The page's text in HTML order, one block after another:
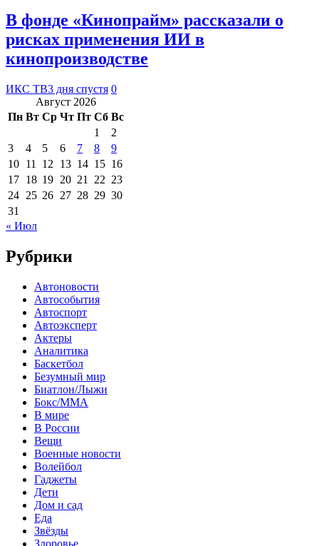
В фонде «Кинопрайм» рассказали о
рисках применения ИИ в
кинопроизводстве
ИКС ТВ3 дня спустя 0
Август 2026
Пн Вт Ср Чт Пт Сб Вс
1
2
3
4 5 6 7 8
9
10 11 12 13 14 15 16
17 18 19 20 21 22 23
24 25 26 27 28 29 30
31
« Июл
Рубрики
Автоновости
Автособытия
Автоспорт
Автоэксперт
Актеры
Аналитика
Баскетбол
Безумный мир
Биатлон/Лыжи
Бокс/MMA
В мире
В России
Вещи
Военные новости
Волейбол
Гаджеты
Дети
Дом и сад
Еда
Звёзды
Здоровье